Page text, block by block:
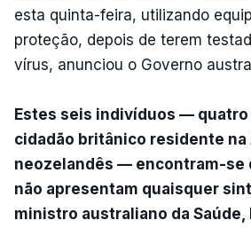
esta quinta-feira, utilizando
proteção, depois de terem
vírus, anunciou o Governo
Estes seis indivíduos —
cidadão britânico residente na
neozelandês — encontram-se
não apresentam quaisquer
ministro australiano da Saúde,